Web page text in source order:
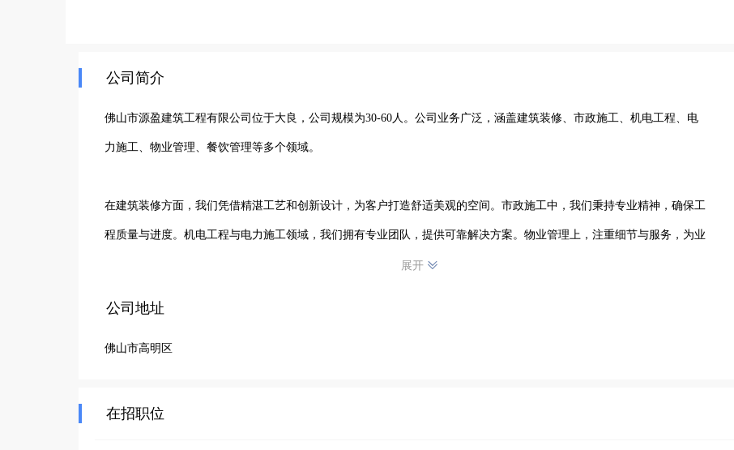
公司简介
佛山市源盈建筑工程有限公司位于大良，公司规模为30-60人。公司业务广泛，涵盖建筑装修、市政施工、机电工程、电
力施工、物业管理、餐饮管理等多个领域。
在建筑装修方面，我们凭借精湛工艺和创新设计，为客户打造舒适美观的空间。市政施工中，我们秉持专业精神，确保工
程质量与进度。机电工程与电力施工领域，我们拥有专业团队，提供可靠解决方案。物业管理上，注重细节与服务，为业
主营造优质生活环境。餐饮管理同样出色，致力于提供美味多样的餐饮服务。
领域积累了良好口碑。我们不断提升自身实力，积极拓展市场，为客户提供全方位、高品质的服务，助力各类项目的顺利
展开
公司地址
佛山市高明区
在招职位